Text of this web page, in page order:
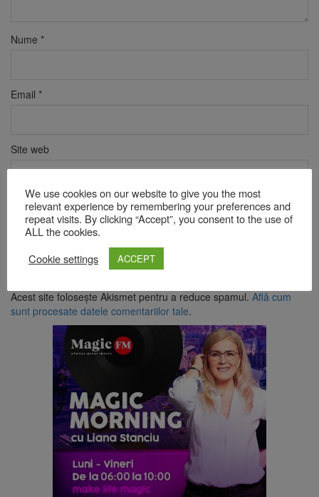
Nume *
Email *
Site web
Verificare anti-robot
Click pentru a începe verificarea
Acest site folosește Akismet pentru a reduce spamul. Află cum
sunt procesate datele comentariilor tale.
We use cookies on our website to give you the most
relevant experience by remembering your preferences and
repeat visits. By clicking “Accept”, you consent to the use of
ALL the cookies.
Cookie settings
ACCEPT